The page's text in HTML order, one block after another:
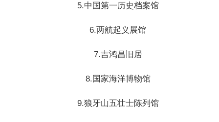
5.中国第一历史档案馆
6.两航起义展馆
7.吉鸿昌旧居
8.国家海洋博物馆
9.狼牙山五壮士陈列馆